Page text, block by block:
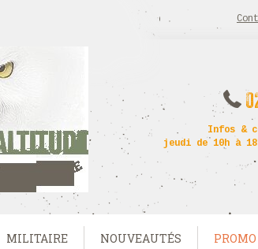
Infos &
jeudi de 10h à
MILITAIRE NOUVEAUTÉS PROMO